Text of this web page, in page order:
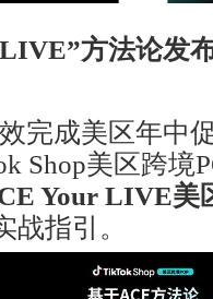
方法论发
完成美区年中
Shop美区跨境
Your LIVE美
指引。